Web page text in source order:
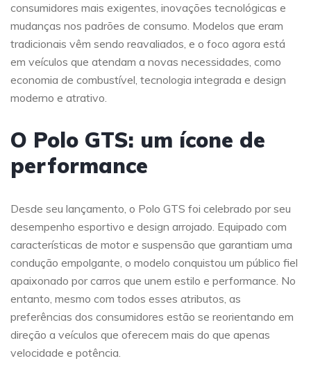
consumidores mais exigentes, inovações tecnológicas e
mudanças nos padrões de consumo. Modelos que eram
tradicionais vêm sendo reavaliados, e o foco agora está
em veículos que atendam a novas necessidades, como
economia de combustível, tecnologia integrada e design
moderno e atrativo.
O Polo GTS: um ícone de
performance
Desde seu lançamento, o Polo GTS foi celebrado por seu
desempenho esportivo e design arrojado. Equipado com
características de motor e suspensão que garantiam uma
condução empolgante, o modelo conquistou um público fiel
apaixonado por carros que unem estilo e performance. No
entanto, mesmo com todos esses atributos, as
preferências dos consumidores estão se reorientando em
direção a veículos que oferecem mais do que apenas
velocidade e potência.